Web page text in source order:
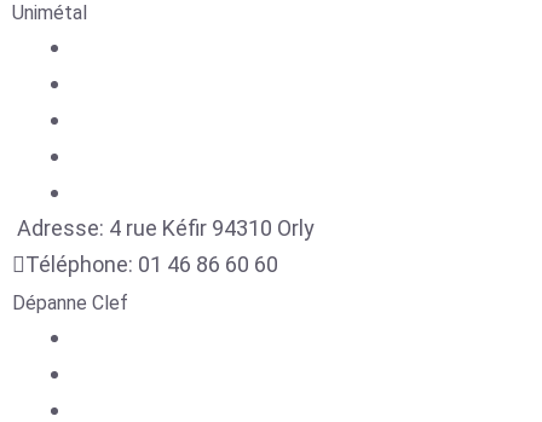
Unimétal
Adresse: 4 rue Kéfir 94310 Orly
Téléphone: 01 46 86 60 60
Dépanne Clef